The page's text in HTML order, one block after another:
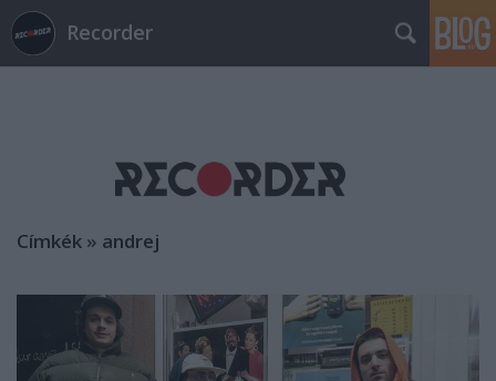
Recorder
Címkék » andrej